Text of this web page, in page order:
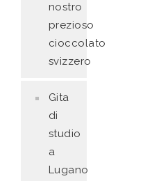
nostro
prezioso
cioccolato
svizzero
Gita
di
studio
a
Lugano